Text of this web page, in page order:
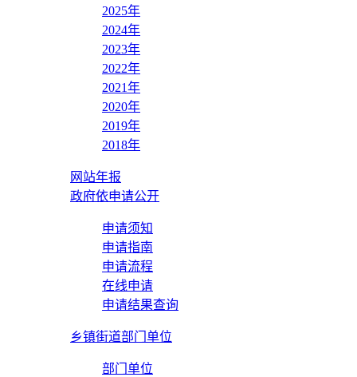
2025年
2024年
2023年
2022年
2021年
2020年
2019年
2018年
网站年报
政府依申请公开
申请须知
申请指南
申请流程
在线申请
申请结果查询
乡镇街道部门单位
部门单位